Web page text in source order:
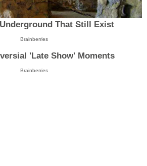
That Still Exist
Brainberries
'Late Show' Moments
Brainberries